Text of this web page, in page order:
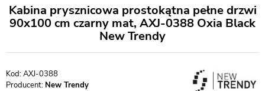
Kabina prysznicowa prostokątna pełne drzwi
90x100 cm czarny mat, AXJ-0388 Oxia Black
New Trendy
AXJ-0388
Producent: New Trendy